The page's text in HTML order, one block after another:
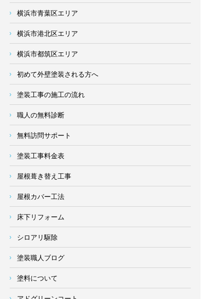
横浜市青葉区エリア
横浜市港北区エリア
横浜市都筑区エリア
初めて外壁塗装される方へ
塗装工事の施工の流れ
職人の無料診断
無料訪問サポート
塗装工事料金表
屋根葺き替え工事
屋根カバー工法
床下リフォーム
シロアリ駆除
塗装職人ブログ
塗料について